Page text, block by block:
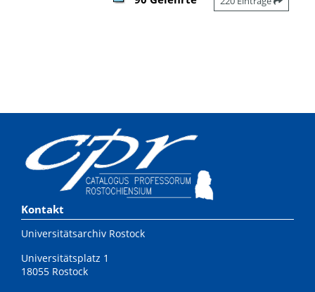
Kontakt
Universitätsarchiv Rostock
Universitätsplatz 1
18055 Rostock